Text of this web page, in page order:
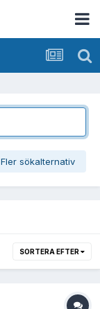
sökalternativ
SORTERA EFTER